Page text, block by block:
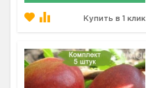
Купить в 1 клик